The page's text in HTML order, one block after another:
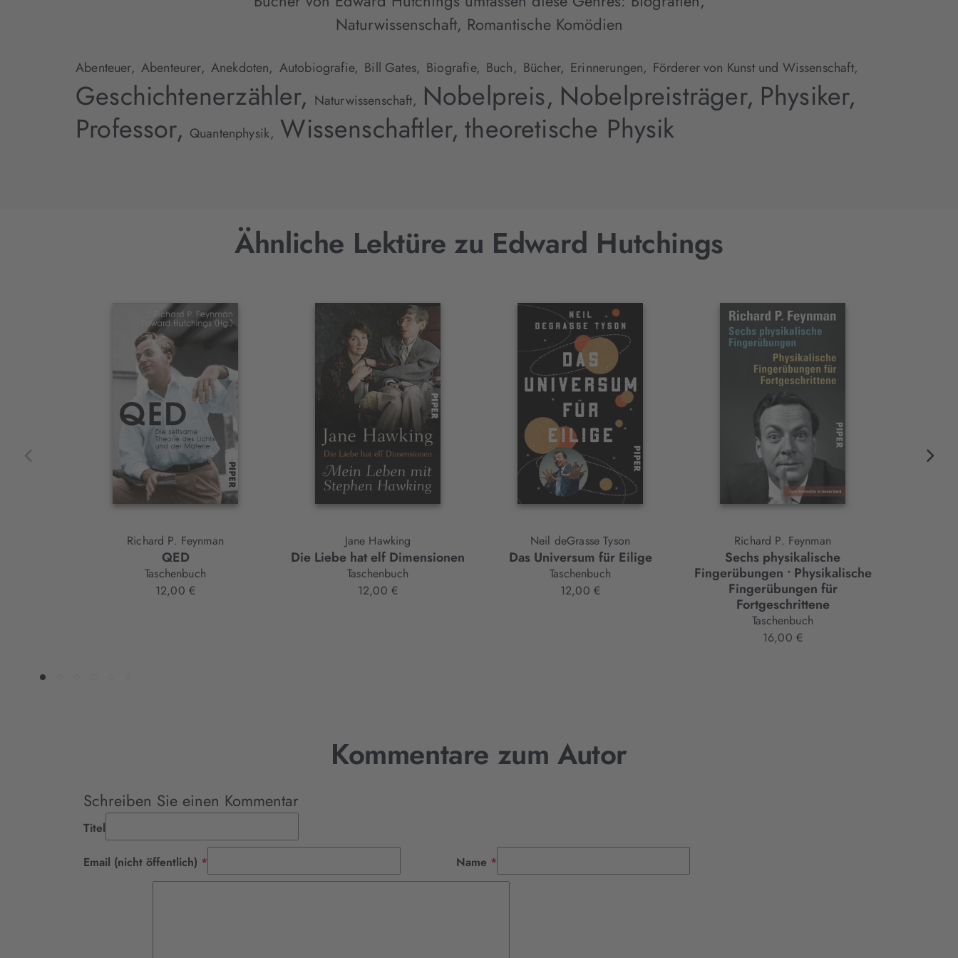
Naturwissenschaft, Romantische Komödien
Abenteuer, Abenteurer, Anekdoten, Autobiografie, Bill Gates, Biografie, Buch, Bücher, Erinnerungen, Förderer von Kunst und Wissenschaft,
Geschichtenerzähler, Naturwissenschaft, Nobelpreis, Nobelpreisträger, Physiker,
Professor, Quantenphysik, Wissenschaftler, theoretische Physik
Ähnliche Lektüre zu Edward Hutchings
Richard P. Feynman
QED
Taschenbuch
12,00 €
Jane Hawking
Die Liebe hat elf Dimensionen
Taschenbuch
12,00 €
Neil deGrasse Tyson
Das Universum für Eilige
Taschenbuch
12,00 €
Richard P. Feynman
Sechs physikalische
Fingerübungen • Physikalische
Fingerübungen für
Fortgeschrittene
Taschenbuch
16,00 €
Kommentare zum Autor
Schreiben Sie einen Kommentar
Titel
Email (nicht öffentlich) * Name *Pflichtfeld